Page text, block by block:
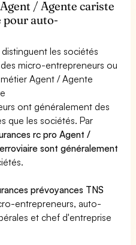
/ Agente cariste
pour auto-
les sociétés
micro-entrepreneurs ou
Agent / Agente
ont généralement des
que les sociétés. Par
rc pro Agent /
sont généralement
prévoyances TNS
entrepreneurs, auto-
et chef d'entreprise